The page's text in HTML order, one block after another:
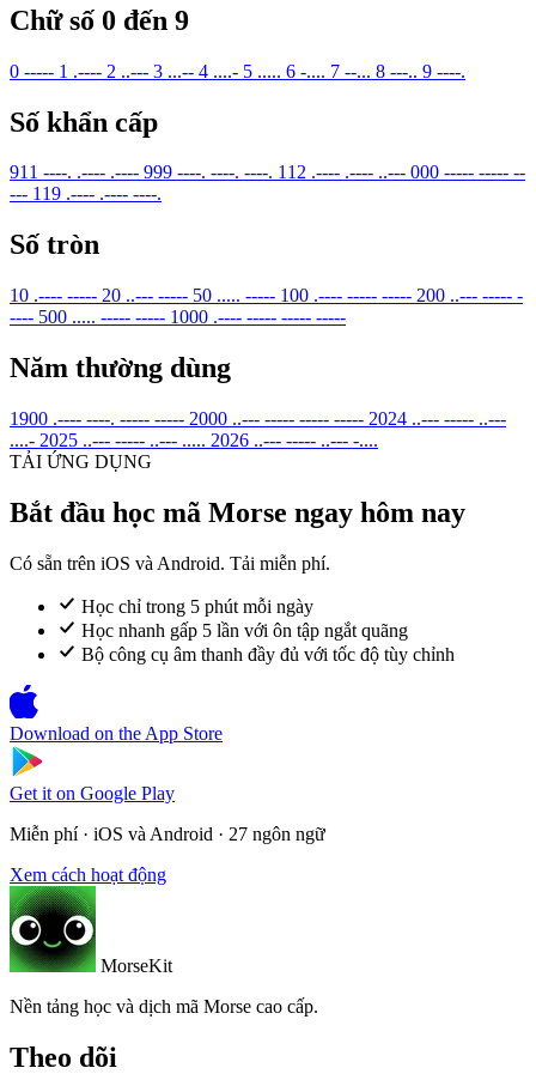
Chữ số 0 đến 9
0 ----- 1 .---- 2 ..--- 3 ...-- 4 ....- 5 ..... 6 -.... 7 --... 8 ---.. 9 ----.
Số khẩn cấp
911 ----. .---- .---- 999 ----. ----. ----. 112 .---- .---- ..--- 000 ----- ----- --
--- 119 .---- .---- ----.
Số tròn
10 .---- ----- 20 ..--- ----- 50 ..... ----- 100 .---- ----- ----- 200 ..--- ----- -
---- 500 ..... ----- ----- 1000 .---- ----- ----- -----
Năm thường dùng
1900 .---- ----. ----- ----- 2000 ..--- ----- ----- ----- 2024 ..--- ----- ..---
....- 2025 ..--- ----- ..--- ..... 2026 ..--- ----- ..--- -....
TẢI ỨNG DỤNG
Bắt đầu học mã Morse ngay hôm nay
Có sẵn trên iOS và Android. Tải miễn phí.
Học chỉ trong 5 phút mỗi ngày
Học nhanh gấp 5 lần với ôn tập ngắt quãng
Bộ công cụ âm thanh đầy đủ với tốc độ tùy chỉnh
Download on the App Store
Get it on Google Play
Miễn phí · iOS và Android · 27 ngôn ngữ
Xem cách hoạt động
MorseKit
Nền tảng học và dịch mã Morse cao cấp.
Theo dõi